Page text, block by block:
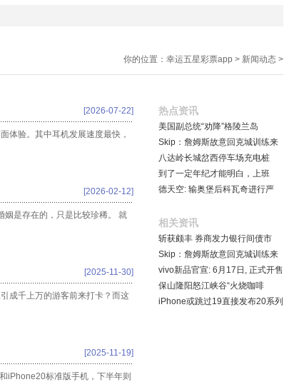
你的位置： 幸运五星彩票app > 新闻动态 >
[2026-07-22]
体验。其中耳机发展速度最快，
[2026-02-12]
姻是存在的，只是比较珍稀。 就
[2025-11-30]
成千上万的游客前来打卡？而这
[2025-11-19]
iPhone20标准版手机，下半年则
热点资讯
美国副总统“劝降”格陵兰岛
Skip：詹姆斯故意回克城训练来
八达岭长城岔西停车场充电桩
到了一定年纪才能明白，上班
德天空: 输奥堡后科瓦奇进行严
相关资讯
斩获颇丰 券商发力银行间债市
Skip：詹姆斯故意回克城训练来
vivo新品官宣: 6月17日, 正式开售
保山隆阳怒江峡谷“火烧咖啡
iPhone或跳过19直接发布20系列